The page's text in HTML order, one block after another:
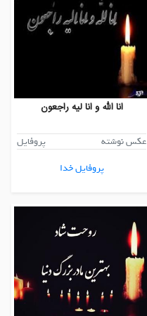
انا الله و انا لیه راجعون
عکس نوشته
پروفایل
پروفایل خدا